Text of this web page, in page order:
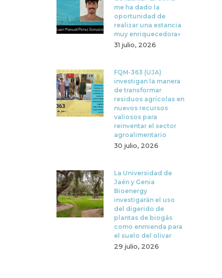
me ha dado la
oportunidad de
realizar una estancia
muy enriquecedora»
31 julio, 2026
FQM-363 (UJA)
investigan la manera
de transformar
residuos agrícolas en
nuevos recursos
valiosos para
reinventar el sector
agroalimentario
30 julio, 2026
La Universidad de
Jaén y Genia
Bioenergy
investigarán el uso
del digerido de
plantas de biogás
como enmienda para
el suelo del olivar
29 julio, 2026